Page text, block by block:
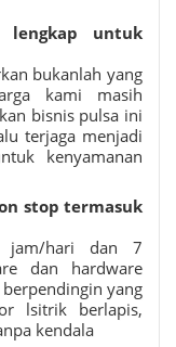
lengkap untuk
bukanlah yang
kami masih
bisnis pulsa ini
terjaga menjadi
kenyamanan
stop termasuk
jam/hari dan 7
dan hardware
yang
lsitrik berlapis,
kendala